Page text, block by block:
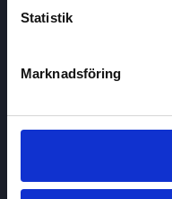
Statistik
Marknadsföring
OmAktiekampen
About cookies